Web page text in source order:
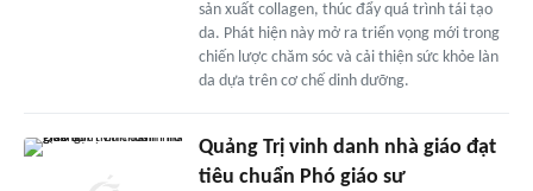
sản xuất collagen, thúc đẩy quá trình tái tạo
da. Phát hiện này mở ra triển vọng mới trong
chiến lược chăm sóc và cải thiện sức khỏe làn
da dựa trên cơ chế dinh dưỡng.
Quảng Trị vinh danh nhà giáo đạt
tiêu chuẩn Phó giáo sư